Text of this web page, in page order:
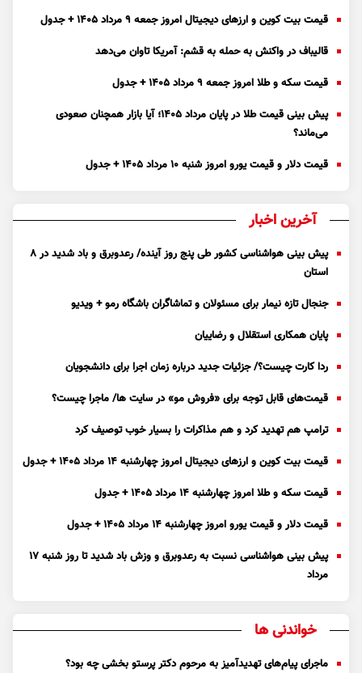
قیمت بیت کوین و ارز‌های دیجیتال امروز جمعه ۹ مرداد ۱۴۰۵ + جدول
قالیباف در واکنش به حمله به قشم: آمریکا تاوان می‌دهد
قیمت سکه و طلا امروز جمعه ۹ مرداد ۱۴۰۵ + جدول
پیش بینی قیمت طلا در پایان مرداد 1405؛ آیا بازار همچنان صعودی
می‌ماند؟
قیمت دلار و قیمت یورو امروز شنبه ۱۰ مرداد ۱۴۰۵ + جدول
آخرین اخبار
پیش بینی هواشناسی کشور طی پنج روز آینده/ رعدوبرق و باد شدید در ۸
استان
جنجال تازه نیمار برای مسئولان و تماشاگران باشگاه رمو + ویدیو
پایان همکاری استقلال و رضاییان
ردا کارت چیست؟/ جزئیات جدید درباره زمان اجرا برای دانشجویان
قیمت‌های قابل توجه برای «فروش مو» در سایت ها/ ماجرا چیست؟
ترامپ هم تهدید کرد و هم مذاکرات را بسیار خوب توصیف کرد
قیمت بیت کوین و ارز‌های دیجیتال امروز چهارشنبه ۱۴ مرداد ۱۴۰۵ + جدول
قیمت سکه و طلا امروز چهارشنبه ۱۴ مرداد ۱۴۰۵ + جدول
قیمت دلار و قیمت یورو امروز چهارشنبه ۱۴ مرداد ۱۴۰۵ + جدول
پیش بینی هواشناسی نسبت به رعدوبرق و وزش باد شدید تا روز شنبه ۱۷
مرداد
خواندنی ها
ماجرای پیام‌های تهدیدآمیز به مرحوم دکتر پرستو بخشی چه بود؟